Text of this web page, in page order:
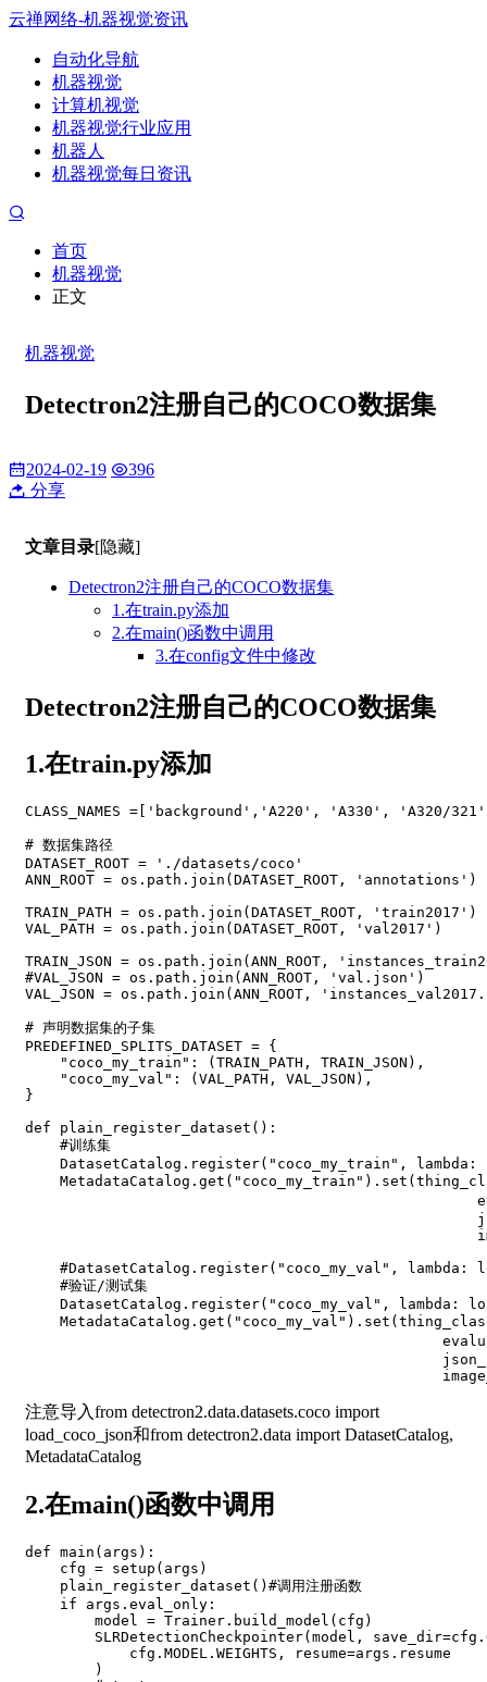
云禅网络-机器视觉资讯
自动化导航
机器视觉
计算机视觉
机器视觉行业应用
机器人
机器视觉每日资讯
首页
机器视觉
正文
机器视觉
Detectron2注册自己的COCO数据集
2024-02-19
396
分享
文章目录[隐藏]
Detectron2注册自己的COCO数据集
1.在train.py添加
2.在main()函数中调用
3.在config文件中修改
Detectron2注册自己的COCO数据集
1.在train.py添加
CLASS_NAMES = [ 'background' , 'A220' , 'A330' , 'A320/321'
# 数据集路径
DATASET_ROOT =
'./datasets/coco'
ANN_ROOT = os . path . join (DATASET_ROOT , 'annotations' )
TRAIN_PATH = os . path . join (DATASET_ROOT , 'train2017' )
VAL_PATH = os . path . join (DATASET_ROOT , 'val2017' )
TRAIN_JSON = os . path . join (ANN_ROOT ,
#VAL_JSON = os.path.join(ANN_ROOT, 'val.json')
VAL_JSON = os . path . join (ANN_ROOT ,
# 声明数据集的子集
PREDEFINED_SPLITS_DATASET = {
"coco_my_train" : (TRAIN_PATH , TRAIN_JSON ) ,
"coco_my_val" : (VAL_PATH , VAL_JSON ) ,
}
def
plain_register_dataset ( ) :
#训练集
    DatasetCatalog
. register( "coco_my_train" , lambda :
    MetadataCatalog
. get ( "coco_my_train" ) . set (
#DatasetCatalog.register("coco_my_val", lambda:
#验证/测试集
    DatasetCatalog
. register( "coco_my_val" , lambda :
    MetadataCatalog
. get ( "coco_my_val" ) . set (
注意导入from detectron2.data.datasets.coco import
load_coco_json和from detectron2.data import DatasetCatalog,
MetadataCatalog
2.在main()函数中调用
def main ( args ) :
    cfg
= setup ( args )
    plain_register_dataset
( ) #调用注册函数
if args . eval_only :
        model
= Trainer . build_model ( cfg )
        SLRDetectionCheckpointer
( model , save_dir=cfg .
            cfg
. MODEL . WEIGHTS , resume=args . resume
)